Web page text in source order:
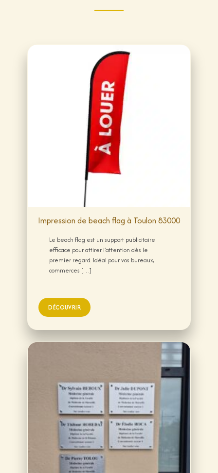
Impression de beach flag à Toulon 83000
Le beach flag est un support publicitaire
efficace pour attirer l’attention dès le
premier regard. Idéal pour vos bureaux,
commerces […]